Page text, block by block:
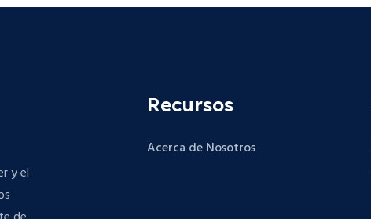
y el
Recursos
Acerca de Nosotros